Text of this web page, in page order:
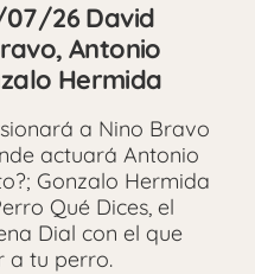
07/26 David
Antonio
Hermida
a Nino Bravo
actuará Antonio
Gonzalo Hermida
Qué Dices, el
Dial con el que
a tu perro.